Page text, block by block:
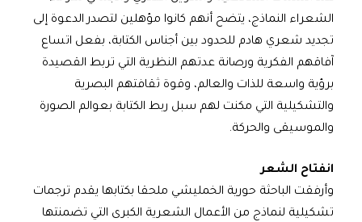
الشعراء النماذج، يتضح أنهم كانوا مؤهلين لتصدر الدعوة إلى
تجديد شعري هادم للحدود بين أجناس الكتابة، بفعل اتساع
آفاقهم الفكرية ورصانة عدتهم النظرية التي تربط القصيدة
برؤية واسعة للذات والعالم، وقوة ثقافتهم البصرية
والتشكيلية التي مكنت لهم سبل ربط الكتابة بعوالم الصورة
والموسيقى والحركة.
انفتاح الشعر
وأرفقت الباحثة حورية الخمليشي ملحقا بكتابها يقدم ترجمات
تشكيلية لنماذج من الأعمال الشعرية الكبرى التي تضمنتها